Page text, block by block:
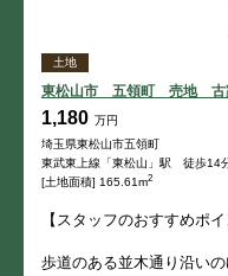
土地
東松山市 五領町 売地 古
1,180 万円
埼玉県東松山市五領町
東武東上線「東松山」駅 徒歩14
[土地面積] 165.61m2
【スタッフのおすすめポイ
歩道のある並木通り沿いの